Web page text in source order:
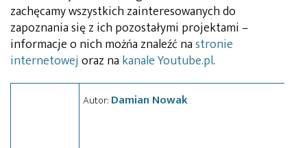
zachęcamy wszystkich zainteresowanych do
zapoznania się z ich pozostałymi projektami –
informacje o nich możńa znaleźć nastronie
internetowej oraz na kanale Youtube.pl.
Autor: Damian Nowak